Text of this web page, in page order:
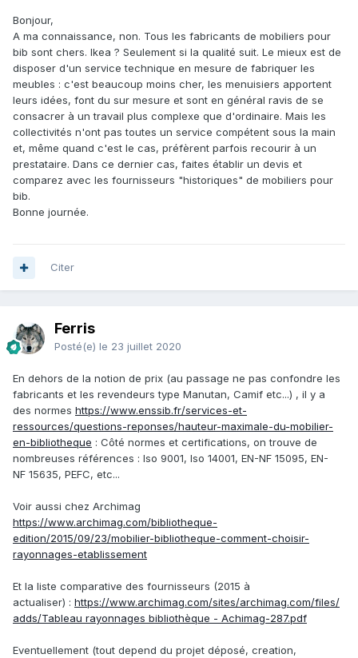
Bonjour,
A ma connaissance, non. Tous les fabricants de mobiliers pour
bib sont chers. Ikea ? Seulement si la qualité suit. Le mieux est de
disposer d'un service technique en mesure de fabriquer les
meubles : c'est beaucoup moins cher, les menuisiers apportent
leurs idées, font du sur mesure et sont en général ravis de se
consacrer à un travail plus complexe que d'ordinaire. Mais les
collectivités n'ont pas toutes un service compétent sous la main
et, même quand c'est le cas, préfèrent parfois recourir à un
prestataire. Dans ce dernier cas, faites établir un devis et
comparez avec les fournisseurs "historiques" de mobiliers pour
bib.
Bonne journée.
Citer
Ferris
Posté(e) le 23 juillet 2020
En dehors de la notion de prix (au passage ne pas confondre les
fabricants et les revendeurs type Manutan, Camif etc...) , il y a
des normes https://www.enssib.fr/services-et-
ressources/questions-reponses/hauteur-maximale-du-mobilier-
en-bibliotheque : Côté normes et certifications, on trouve de
nombreuses références : Iso 9001, Iso 14001, EN-NF 15095, EN-
NF 15635, PEFC, etc...
Voir aussi chez Archimag
https://www.archimag.com/bibliotheque-
edition/2015/09/23/mobilier-bibliotheque-comment-choisir-
rayonnages-etablissement
Et la liste comparative des fournisseurs (2015 à
actualiser) : https://www.archimag.com/sites/archimag.com/files/
adds/Tableau rayonnages bibliothèque - Achimag-287.pdf
Eventuellement (tout depend du projet déposé, creation,